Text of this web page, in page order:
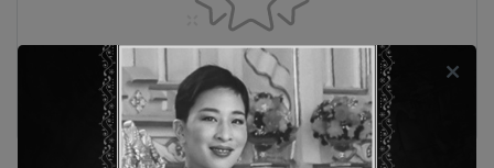
ยังไม่มีคะแนนและรีวิว เป็นคนแรกที่แสดงความคิดเห็น
รีวิว